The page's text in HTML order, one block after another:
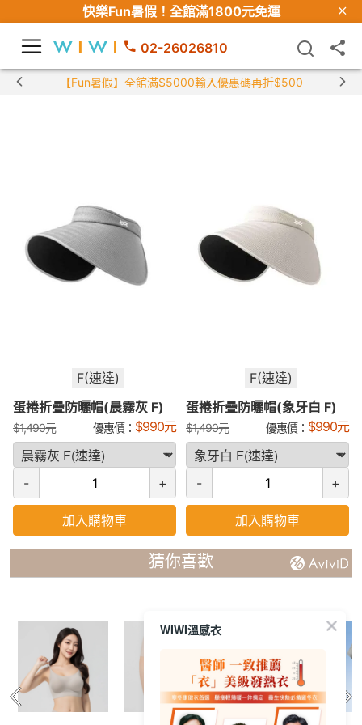
快樂Fun暑假！ 全館滿1800元免運
02-26026810
【Fun暑假】全館滿$5000輸入優惠碼再折$500
F(速達)
蛋捲折疊防曬帽(晨霧灰 F)
$1,490元 優惠價： $990元
- +
加入購物車
F(速達)
蛋捲折疊防曬帽(象牙白 F)
$1,490元 優惠價： $990元
- +
加入購物車
猜你喜歡
WIWI溫感衣